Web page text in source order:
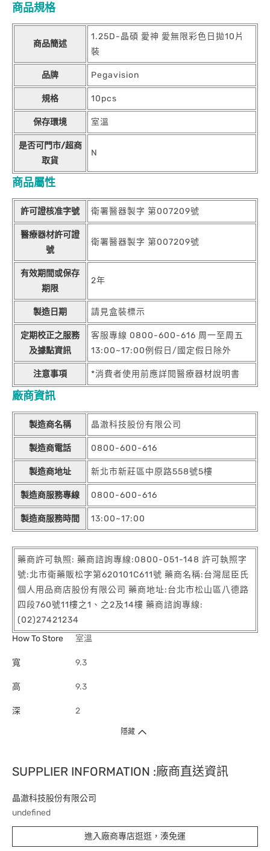
商品規格
商品簡述
1.25D-晶碩 愛神 愛無限彩色日拋10片
裝
品牌 Pegavision
規格 10pcs
保存環境 室溫
是否可門市/超商
取貨
N
商品屬性
許可證核准字號 衛署醫器製字 第007209號
醫療器材許可證
號
衛署醫器製字 第007209號
有效期間或保存
期限
2年
製造日期 請見盒裝標示
定期校正之服務
及據點資訊
客服專線 0800-600-616 周一至周五
13:00~17:00例假日/國定假日除外
注意事項 *消費者使用前應詳閱醫療器材說明書
廠商資訊
製造商名稱 晶澈科技股份有限公司
製造商電話 0800-600-616
製造商地址 新北市新莊區中原路558號5樓
製造商服務專線 0800-600-616
製造商服務時間 13:00~17:00
藥商許可執照: 藥商諮詢專線:0800-051-148 許可執照字
號:北市衛藥販松字第620101C611號 藥商名稱:台灣屈臣氏
個人用品商店股份有限公司 藥商地址:台北市松山區八德路
四段760號11樓之1、之2及14樓 藥商諮詢專線:
(02)27421234
How To Store
室溫
寬 9.3
高 9.3
深 2
隱藏
SUPPLIER INFORMATION :廠商直送資訊
晶澈科技股份有限公司
undefined
進入廠商專店逛逛，湊免運